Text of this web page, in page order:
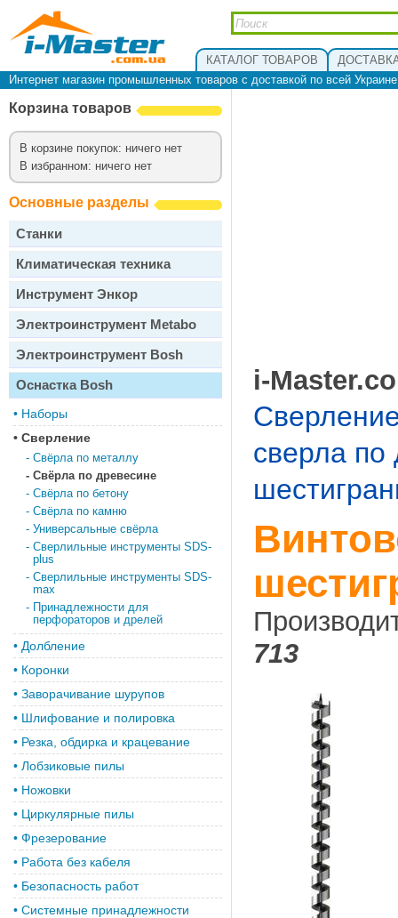
КАТАЛОГ ТОВАРОВ
Интернет магазин промышленных товаров с доставкой по всей
Корзина товаров
В корзине покупок: ничего нет
В избранном: ничего нет
Основные разделы
Станки
Климатическая техника
Инструмент Энкор
Электроинструмент Metabo
Электроинструмент Bosh
Оснастка Bosh
• Наборы
• Сверление
- Свёрла по металлу
- Свёрла по древесине
- Свёрла по бетону
- Свёрла по камню
- Универсальные свёрла
- Сверлильные инструменты SDS-
plus
- Сверлильные инструменты SDS-
max
- Принадлежности для
перфораторов и дрелей
• Долбление
• Коронки
• Заворачивание шурупов
• Шлифование и полировка
• Резка, обдирка и крацевание
• Лобзиковые пилы
• Ножовки
• Циркулярные пилы
• Фрезерование
• Работа без кабеля
• Безопасность работ
• Системные принадлежности
i-
свeрла по
713